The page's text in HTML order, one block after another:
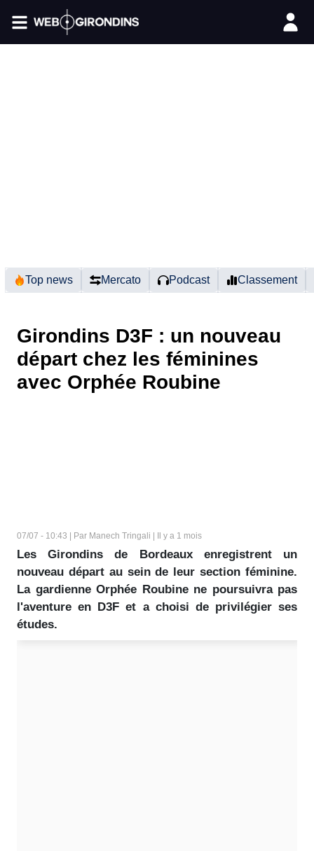
Top news Mercato Podcast Classement
Girondins D3F : un nouveau
départ chez les féminines
avec Orphée Roubine
07/07 - 10:43 | Par Manech Tringali | Il y a 1 mois
Les Girondins de Bordeaux enregistrent un
nouveau départ au sein de leur section féminine.
La gardienne Orphée Roubine ne poursuivra pas
l'aventure en D3F et a choisi de privilégier ses
études.